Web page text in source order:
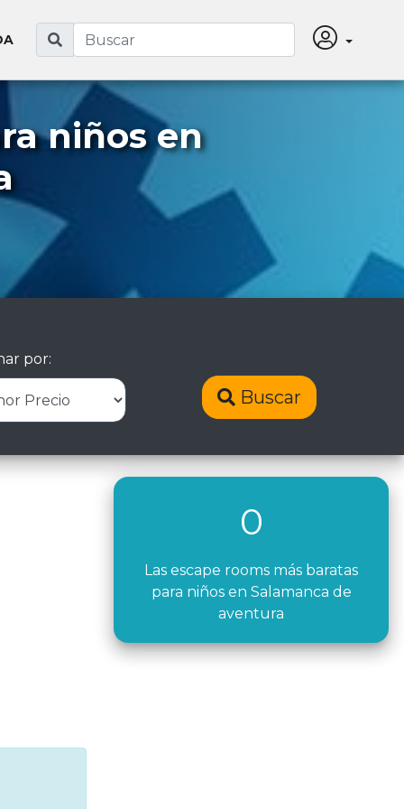
niños en
por:
Buscar
0
Las escape rooms más baratas
para niños en Salamanca de
aventura